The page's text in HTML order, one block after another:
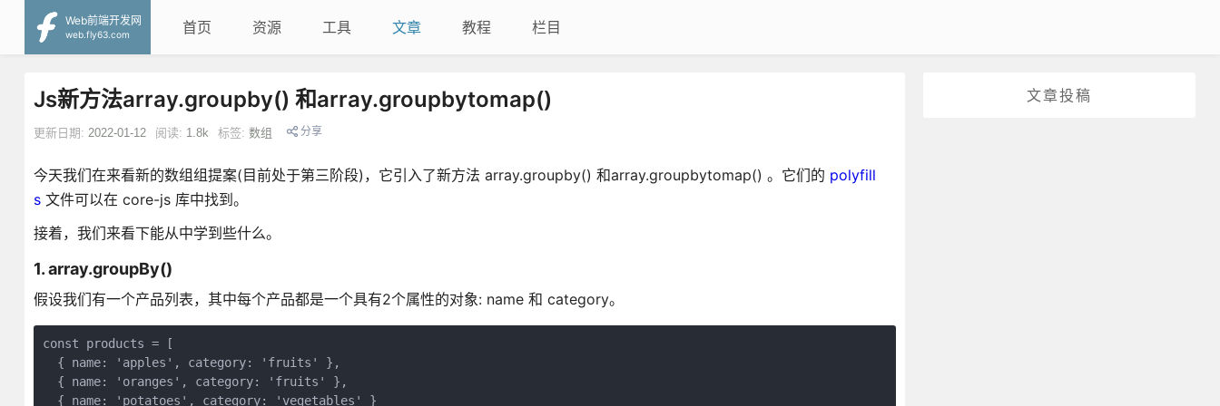
Web前端开发网
web.fly63.com
首页 资源 工具 文章 教程 栏目
文章投稿
Js新方法array.groupby() 和array.groupbytomap()
更新日期: 2022-01-12 阅读: 1.8k 标签: 数组 分享
今天我们在来看新的数组组提案(目前处于第三阶段)，它引入了新方法 array.groupby() 和array.groupbytomap() 。它们的 polyfill
s文件可以在 core-js 库中找到。
接着，我们来看下能从中学到些什么。
1. array.groupBy()
假设我们有一个产品列表，其中每个产品都是一个具有2个属性的对象: name 和 category。
const products = [
  { name: 'apples', category: 'fruits' },
  { name: 'oranges', category: 'fruits' },
  { name: 'potatoes', category: 'vegetables' }